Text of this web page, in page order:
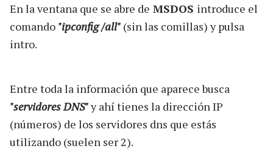
En la ventana que se abre de MSDOS introduce el
comando "ipconfig /all" (sin las comillas) y pulsa
intro.
Entre toda la información que aparece busca
"servidores DNS"y ahí tienes la dirección IP
(números) de los servidores dns que estás
utilizando (suelen ser 2).